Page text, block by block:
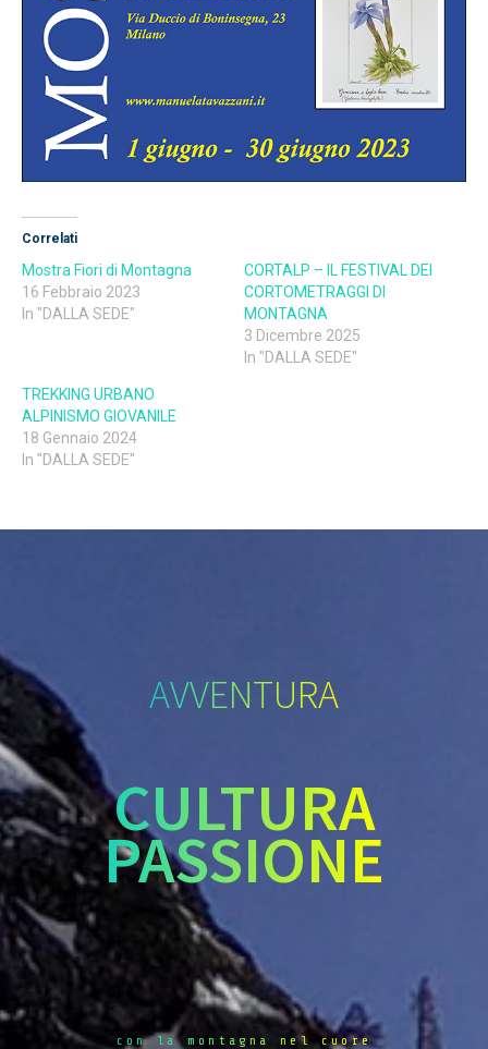
Correlati
Mostra Fiori di Montagna
16 Febbraio 2023
In "DALLA SEDE"
CORTALP – IL FESTIVAL DEI
CORTOMETRAGGI DI
MONTAGNA
3 Dicembre 2025
In "DALLA SEDE"
TREKKING URBANO
ALPINISMO GIOVANILE
18 Gennaio 2024
In "DALLA SEDE"
AVVENTURA
CULTURA
PASSIONE
con la montagna nel cuore